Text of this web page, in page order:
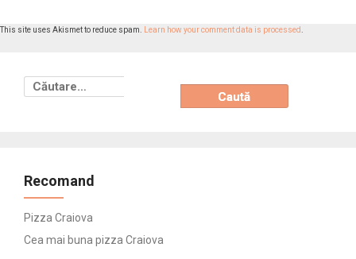
This site uses Akismet to reduce spam. Learn how your comment data is processed.
Caută
după:
Recomand
Pizza Craiova
Cea mai buna pizza Craiova